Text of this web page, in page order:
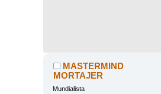
MASTERMIND
MORTAJER
Mundialista